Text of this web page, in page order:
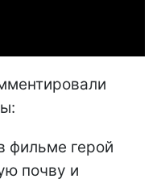
фильме герой
почву и